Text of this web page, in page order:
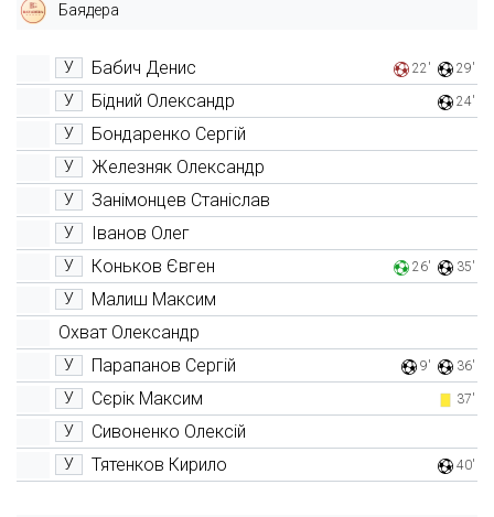
Баядера
У Бабич Денис 22' 29'
У Бідний Олександр 24'
У Бондаренко Сергій
У Железняк Олександр
У Занімонцев Станіслав
У Іванов Олег
У Коньков Євген 26' 35'
У
Малиш Максим
Охват Олександр
У Парапанов Сергій 9' 36'
У Сєрік Максим 37'
У Сивоненко Олексій
У Тятенков Кирило 40'